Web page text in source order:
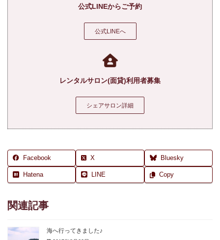
公式LINEからご予約
公式LINEへ
レンタルサロン(面貸)利用者募集
シェアサロン詳細
Facebook X Bluesky
Hatena LINE Copy
関連記事
海へ行ってきました♪